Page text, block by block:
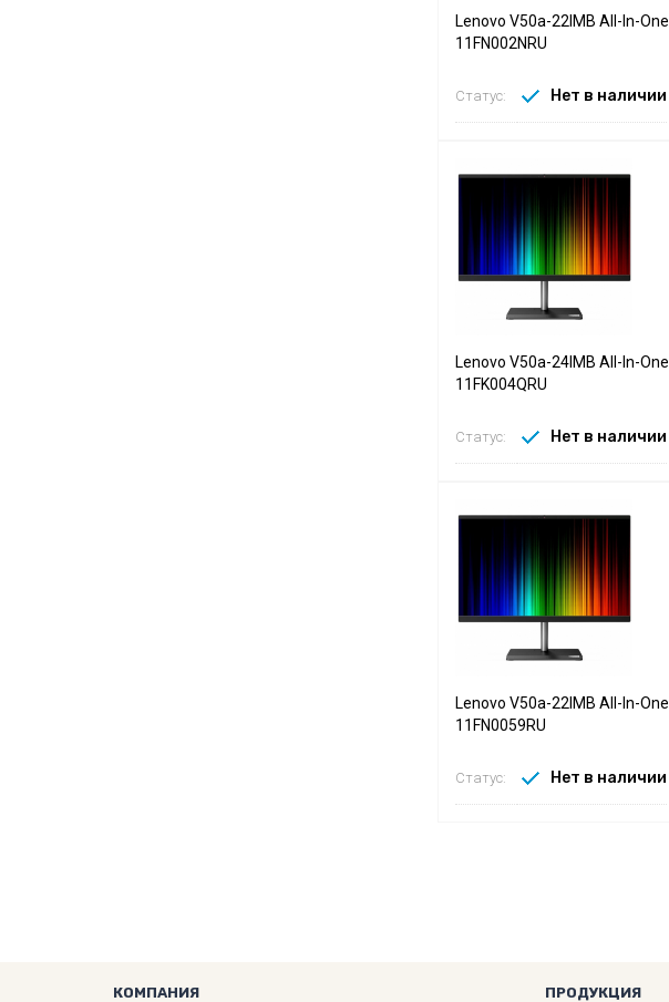
Lenovo V50a-22IMB All-In-One
11FN002NRU
Статус: Нет в наличии
Lenovo V50a-24IMB All-In-One
11FK004QRU
Статус: Нет в наличии
Lenovo V50a-22IMB All-In-One
11FN0059RU
Статус: Нет в наличии
КОМПАНИЯ ПРОДУКЦИЯ